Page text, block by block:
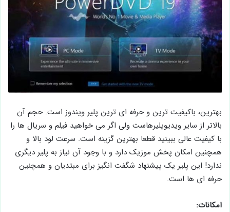
بهترین، باکیفیت ترین و حرفه ای ترین پلیر ویندوز است. حجم آن
بالاتر از سایر ویدیوپلیرهاست ولی اگر می خواهید فیلم و سریال ها را
با کیفیت عالی ببینید قطعا بهترین گزینه است. سرعت لود بالا و
همچنین امکان پخش موزیک دارد و با وجود آن نیاز به پلیر دیگری
ندارد! این پلیر یک پیشنهاد شگفت انگیز برای مبتدیان و همچنین
حرفه ای ها است.
امکانات: